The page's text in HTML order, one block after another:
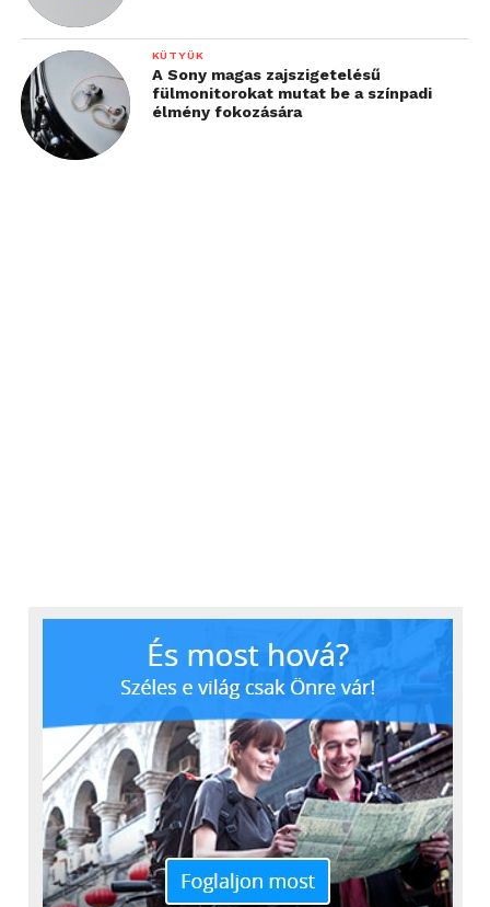
KÜTYÜK
A Sony magas zajszigetelésű
fülmonitorokat mutat be a színpadi
élmény fokozására